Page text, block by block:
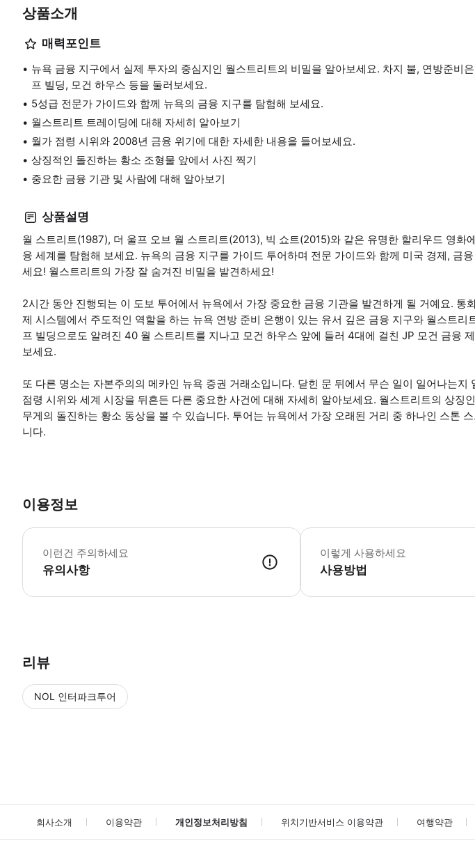
상품소개
매력포인트
뉴욕 금융 지구에서 실제 투자의 중심지인 월스트리트의 비밀을 알아보세요. 차지 불, 연방준비
프 빌딩, 모건 하우스 등을 둘러보세요.
5성급 전문가 가이드와 함께 뉴욕의 금융 지구를 탐험해 보세요.
월스트리트 트레이딩에 대해 자세히 알아보기
월가 점령 시위와 2008년 금융 위기에 대한 자세한 내용을 들어보세요.
상징적인 돌진하는 황소 조형물 앞에서 사진 찍기
중요한 금융 기관 및 사람에 대해 알아보기
상품설명
월 스트리트(1987), 더 울프 오브 월 스트리트(2013), 빅 쇼트(2015)와 같은 유명한 할리우드 영화
융 세계를 탐험해 보세요. 뉴욕의 금융 지구를 가이드 투어하며 전문 가이드와 함께 미국 경제, 금
세요! 월스트리트의 가장 잘 숨겨진 비밀을 발견하세요!
2시간 동안 진행되는 이 도보 투어에서 뉴욕에서 가장 중요한 금융 기관을 발견하게 될 거예요. 통
제 시스템에서 주도적인 역할을 하는 뉴욕 연방 준비 은행이 있는 유서 깊은 금융 지구와 월스트리
프 빌딩으로도 알려진 40 월 스트리트를 지나고 모건 하우스 앞에 들러 4대에 걸친 JP 모건 금융
보세요.
또 다른 명소는 자본주의의 메카인 뉴욕 증권 거래소입니다. 닫힌 문 뒤에서 무슨 일이 일어나는지
점령 시위와 세계 시장을 뒤흔든 다른 중요한 사건에 대해 자세히 알아보세요. 월스트리트의 상징
무게의 돌진하는 황소 동상을 볼 수 있습니다. 투어는 뉴욕에서 가장 오래된 거리 중 하나인 스톤
니다.
이용정보
이런건 주의하세요
유의사항
투어 전날 이메일을 확인하여 중요한 정보
이렇게 사용하세요
사용방법
리뷰
NOL 인터파크투어
회사소개 이용약관 개인정보처리방침 위치기반서비스 이용약관 여행약관